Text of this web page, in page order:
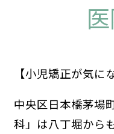
【小児矯正が気に
中央区日本橋茅場
科」は八丁堀から